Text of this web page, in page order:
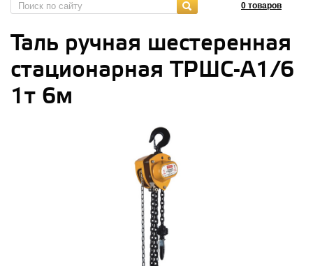
0 товаров
Таль ручная шестеренная
стационарная ТРШС-А1/6
1т 6м